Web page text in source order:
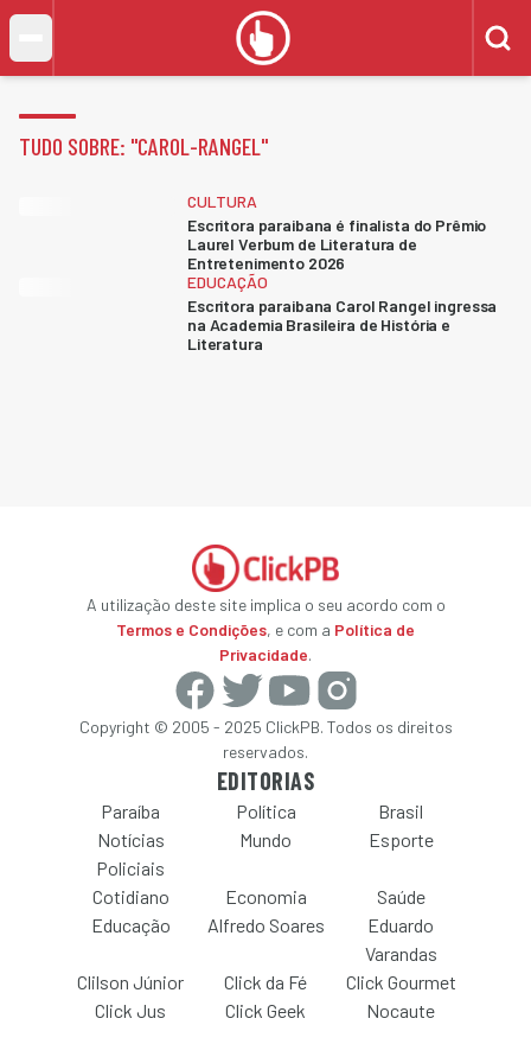
TUDO SOBRE: "CAROL-RANGEL"
CULTURA
Escritora paraibana é finalista do Prêmio
Laurel Verbum de Literatura de
Entretenimento 2026
EDUCAÇÃO
Escritora paraibana Carol Rangel ingressa
na Academia Brasileira de História e
Literatura
A utilização deste site implica o seu acordo com o
Termos e Condições, e com a Política de
Privacidade.
Copyright © 2005 - 2025 ClickPB. Todos os direitos
reservados.
EDITORIAS
Paraíba Política
Brasil
Notícias
Policiais
Mundo Esporte
Cotidiano Economia
Saúde
Educação
Alfredo Soares
Eduardo
Varandas
Clilson Júnior
Click da Fé
Click Gourmet
Click Jus
Click Geek Nocaute